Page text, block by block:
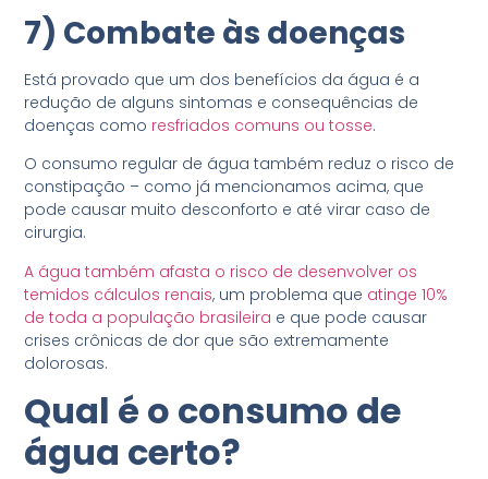
7) Combate às doenças
Está provado que um dos benefícios da água é a
redução de alguns sintomas e consequências de
doenças como resfriados comuns ou tosse.
O consumo regular de água também reduz o risco de
constipação – como já mencionamos acima, que
pode causar muito desconforto e até virar caso de
cirurgia.
A água também afasta o risco de desenvolver os
temidos cálculos renais, um problema que atinge 10%
de toda a população brasileira e que pode causar
crises crônicas de dor que são extremamente
dolorosas.
Qual é o consumo de
água certo?